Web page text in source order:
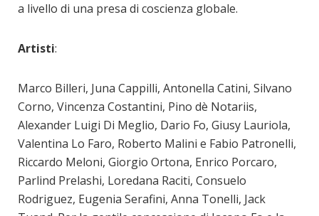
a livello di una presa di coscienza globale.
Artisti:
Marco Billeri, Juna Cappilli, Antonella Catini, Silvano
Corno, Vincenza Costantini, Pino dè Notariis,
Alexander Luigi Di Meglio, Dario Fo, Giusy Lauriola,
Valentina Lo Faro, Roberto Malini e Fabio Patronelli,
Riccardo Meloni, Giorgio Ortona, Enrico Porcaro,
Parlind Prelashi, Loredana Raciti, Consuelo
Rodriguez, Eugenia Serafini, Anna Tonelli, Jack